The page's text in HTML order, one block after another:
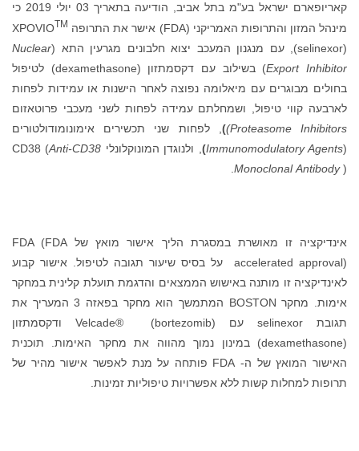
קאריופארם ישראל בע"מ בתל אביב, הודיעה בתאריך 03 יולי 2019 כי
מינהל המזון והתרופות האמריקני (FDA) אישר את התרופה XPOVIO
TM
(selinexor), עם מנגנון המעכב יצוא חלבונים מגרעין התא (
Nuclear
Export Inhibitor
) בשילוב עם דקסמתזון (dexamethasone) לטיפול
בחולים מבוגרים עם מיאלומה נפוצה לאחר הישנות או עמידות לפחות
לארבעה קווי טיפול, ושמחלתם עמידה לפחות לשני מעכבי פרוטאזום
Proteasome Inhibitors)
) , לפחות שני תכשירים אימונומודולטורים
(
Immunomodulatory Agents
) , ולנוגדן המונוקלונלי CD38 ( Anti-CD38
Monoclonal Antibody).
אינדיקציה זו מאושרת במסגרת הליך אישור מואץ של FDA (FDA
accelerated approval) על בסיס שיעור תגובה לטיפול. אישור קבוע
לאינדיקציה זו מותנה באישוש הממצאים והדגמת תועלת קלינית במחקר
אימות. מחקר BOSTON המתמשך הוא מחקר בפאזה 3 המעריך את
תגובת selinexor עם Velcade® (bortezomib) ודקסמתזון
(dexamethasone) במינון נמוך מהווה את מחקר האימות. תוכנית
האישור המואץ של ה- FDA פותחה על מנת לאפשר אישור מהיר של
תרופות למחלות קשות ללא אפשרויות טיפוליות זמינות.